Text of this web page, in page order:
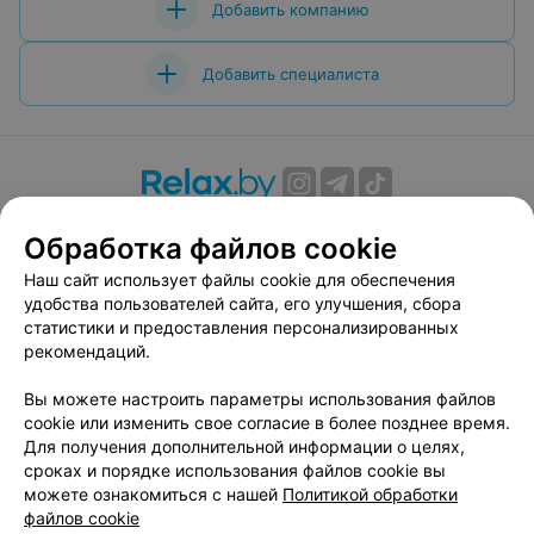
услуг. С преглубоким уважением, бывший
отдыхающий.
Добавить компанию
Добавить специалиста
Вакансии
Публичный договор
Способы оплаты
Публичный договор по использованию сервиса
«Афиша»
Пользовательское соглашение
Связаться по вопросам сотрудничества
Написать руководителю relax.by
Персональные настройки cookie
Обработка персональных данных
Обработка файлов cookie
Наш сайт использует файлы cookie для обеспечения
удобства пользователей сайта, его улучшения, сбора
статистики и предоставления персонализированных
рекомендаций.
Вы можете настроить параметры использования файлов
cookie или изменить свое согласие в более позднее время.
Для получения дополнительной информации о целях,
сроках и порядке использования файлов cookie вы
можете ознакомиться с нашей Политикой обработки
файлов cookie